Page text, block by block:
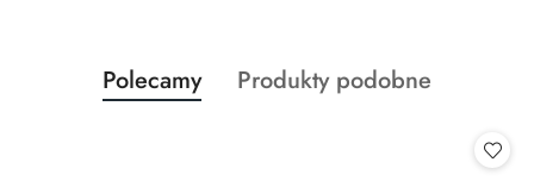
Pomiń karuzelę produktów
Produkty
o
Polecamy
Produkty
Produkty podobne